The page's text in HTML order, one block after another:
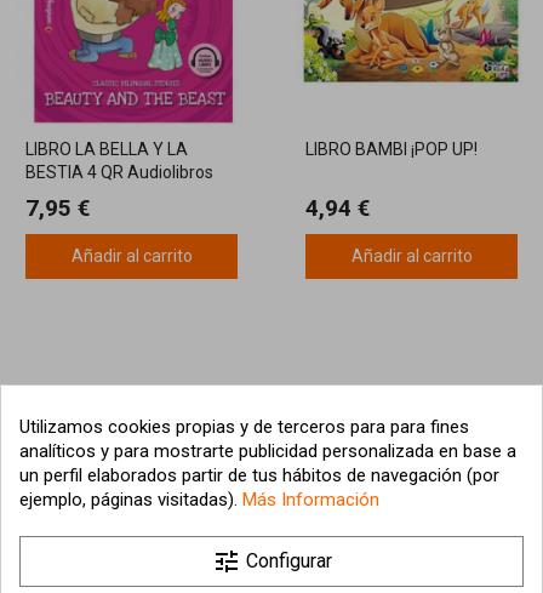
LIBRO LA BELLA Y LA
BESTIA 4 QR Audiolibros
7,95 €
Añadir al carrito
LIBRO BAMBI ¡POP UP!
4,94 €
Añadir al carrito
Utilizamos cookies propias y de terceros para para fines
analíticos y para mostrarte publicidad personalizada en base a
un perfil elaborados partir de tus hábitos de navegación (por
ejemplo, páginas visitadas). Más Información
tune Configurar